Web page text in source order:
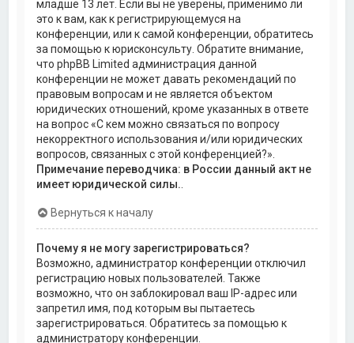
младше 13 лет. Если вы не уверены, применимо ли
это к вам, как к регистрирующемуся на
конференции, или к самой конференции, обратитесь
за помощью к юрисконсульту. Обратите внимание,
что phpBB Limited администрация данной
конференции не может давать рекомендаций по
правовым вопросам и не является объектом
юридических отношений, кроме указанных в ответе
на вопрос «С кем можно связаться по вопросу
некорректного использования и/или юридических
вопросов, связанных с этой конференцией?».
Примечание переводчика: в России данный акт не
имеет юридической силы.
Вернуться к началу
Почему я не могу зарегистрироваться?
Возможно, администратор конференции отключил
регистрацию новых пользователей. Также
возможно, что он заблокировал ваш IP-адрес или
запретил имя, под которым вы пытаетесь
зарегистрироваться. Обратитесь за помощью к
администратору конференции.